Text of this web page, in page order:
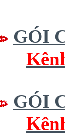
GÓI
GÓI